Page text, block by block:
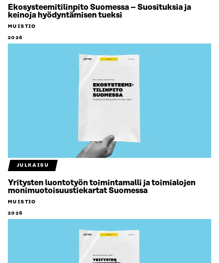
Ekosysteemitilinpito Suomessa – Suosituksia ja
keinoja hyödyntämisen tueksi
MUISTIO
2026
JULKAISU
Yritysten luontotyön toimintamalli ja toimialojen
monimuotoisuustiekartat Suomessa
MUISTIO
2026